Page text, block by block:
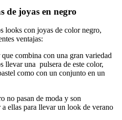
de joyas en negro
looks con joyas de color negro,
ventajas:
combina con una gran variedad
llevar una pulsera de este color,
como con un conjunto en un
no pasan de moda y son
ellas para llevar un look de verano